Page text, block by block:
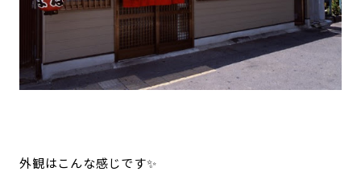
外観はこんな感じです✨